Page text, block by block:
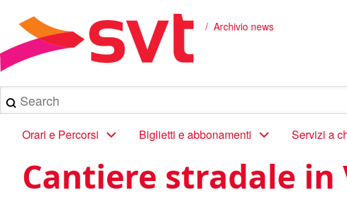
contenuto
principale
Briciole
di
pane
Archivio news
Search
Main
navigation
Orari e Percorsi Biglietti e abbonamenti Servizi a
Cantiere stradale in